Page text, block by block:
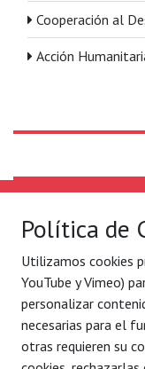
Cooperación al
Acción
Quiénes somos
Con quién
Contacto
Legal
Aviso legal
Política de
Utilizamos cookies
YouTube y Vimeo)
personalizar
necesarias para el
otras requieren su